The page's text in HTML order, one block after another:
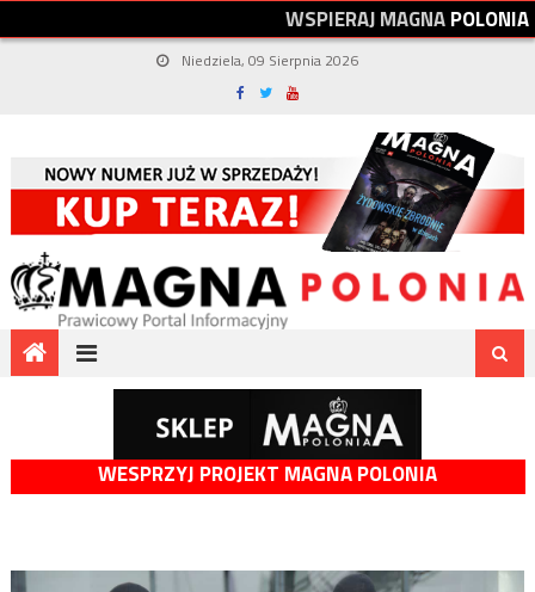
WSPIERAJMAGNAPOLONIA
Niedziela, 09 Sierpnia 2026
WESPRZYJ PROJEKT MAGNA POLONIA